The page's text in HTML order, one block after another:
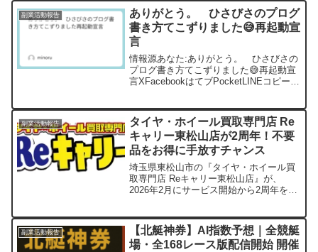
✔ 勝負度に応じて資金配分を変える✔ 的
中率・回収率...
副業活動報告
ありがとう。 ひさびさのプログ
書き方てこずりました😅再起動宣
言
情報源あなた:ありがとう。 ひさびさの
プログ書き方てこずりました😅再起動宣
言XFacebookはてブPocketLINEコピー
のリセット」を行いました。「目標...
副業活動報告
タイヤ・ホイール買取専門店 Re
キャリー東松山店が2周年！不要
品をお得に手放すチャンス
埼玉県東松山市の『タイヤ・ホイール買
取専門店 Reキャリー東松山店』が、
2026年2月にサービス開始から2周年を迎
けでなく熊谷や川越からも多くの利用者
が訪れています。
副業活動報告
【北艇神券】AI指数予想｜全競艇
場・全168レース版配信開始 開催